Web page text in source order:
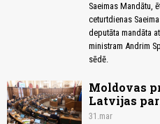
Saeimas Mandātu,
ceturtdienas
deputāta mandāta
ministram Andrim
sēdē.
Moldovas
Latvijas
31.mar